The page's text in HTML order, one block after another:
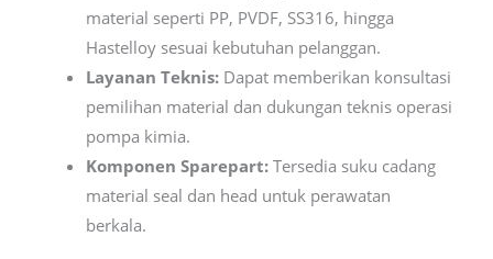
material seperti PP, PVDF, SS316, hingga
Hastelloy sesuai kebutuhan pelanggan.
Layanan Teknis: Dapat memberikan konsultasi
pemilihan material dan dukungan teknis operasi
pompa kimia.
Komponen Sparepart: Tersedia suku cadang
material seal dan head untuk perawatan
berkala.